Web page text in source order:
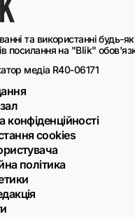
та використанні будь-
посилання на "Blik"
медіа R40-06171
конфіденційності
cookies
політика